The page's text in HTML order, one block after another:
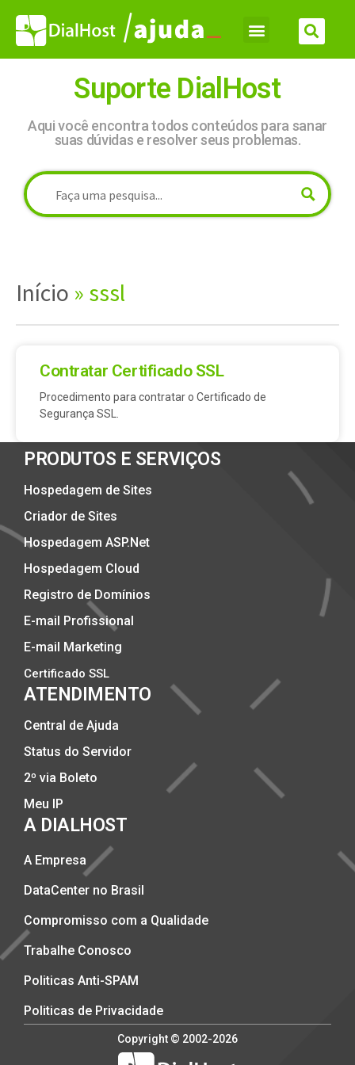
Suporte DialHost
Aqui você encontra todos conteúdos para sanar
suas dúvidas e resolver seus problemas.
Início » sssl
Contratar Certificado SSL
Procedimento para contratar o Certificado de
Segurança SSL.
PRODUTOS E SERVIÇOS
Hospedagem de Sites
Criador de Sites
Hospedagem ASP.Net
Hospedagem Cloud
Registro de Domínios
E-mail Profissional
E-mail Marketing
Certificado SSL
ATENDIMENTO
Central de Ajuda
Status do Servidor
2º via Boleto
Meu IP
A DIALHOST
A Empresa
DataCenter no Brasil
Compromisso com a Qualidade
Trabalhe Conosco
Politicas Anti-SPAM
Politicas de Privacidade
Copyright © 2002-2026